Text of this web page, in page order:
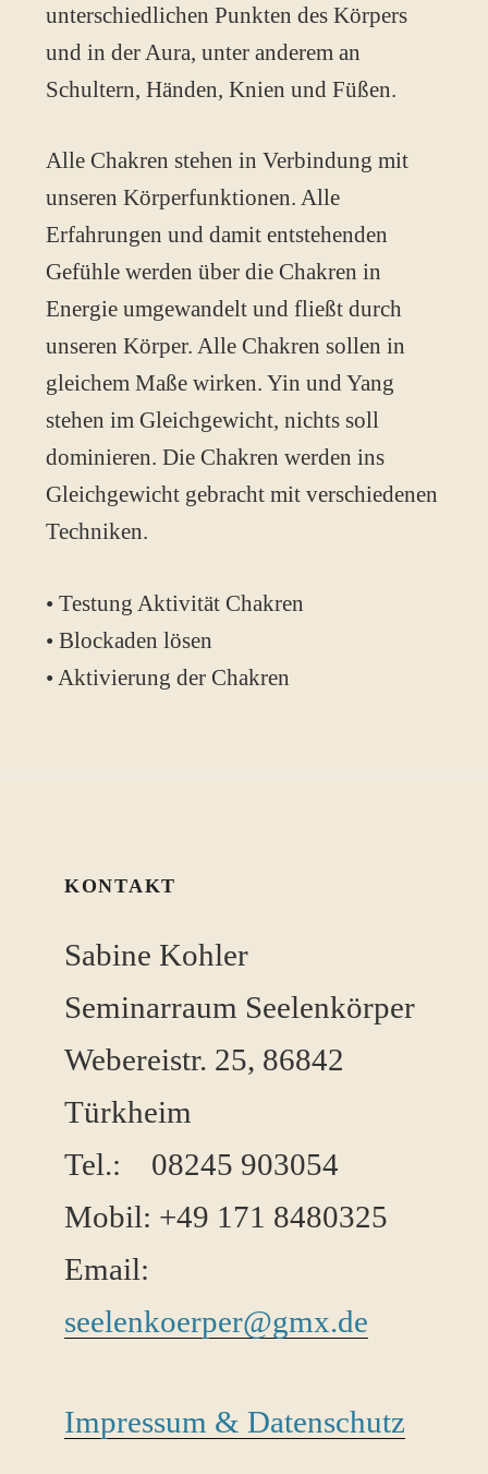
unterschiedlichen Punkten des Körpers
und in der Aura, unter anderem an
Schultern, Händen, Knien und Füßen.
Alle Chakren stehen in Verbindung mit
unseren Körperfunktionen. Alle
Erfahrungen und damit entstehenden
Gefühle werden über die Chakren in
Energie umgewandelt und fließt durch
unseren Körper. Alle Chakren sollen in
gleichem Maße wirken. Yin und Yang
stehen im Gleichgewicht, nichts soll
dominieren. Die Chakren werden ins
Gleichgewicht gebracht mit verschiedenen
Techniken.
• Testung Aktivität Chakren
• Blockaden lösen
• Aktivierung der Chakren
KONTAKT
Sabine Kohler
Seminarraum Seelenkörper
Webereistr. 25, 86842
Türkheim
Tel.: 08245 ​903054
Mobil: +49 171 8480325
Email:
seelenkoerper@gmx.de
Impressum & Datenschutz